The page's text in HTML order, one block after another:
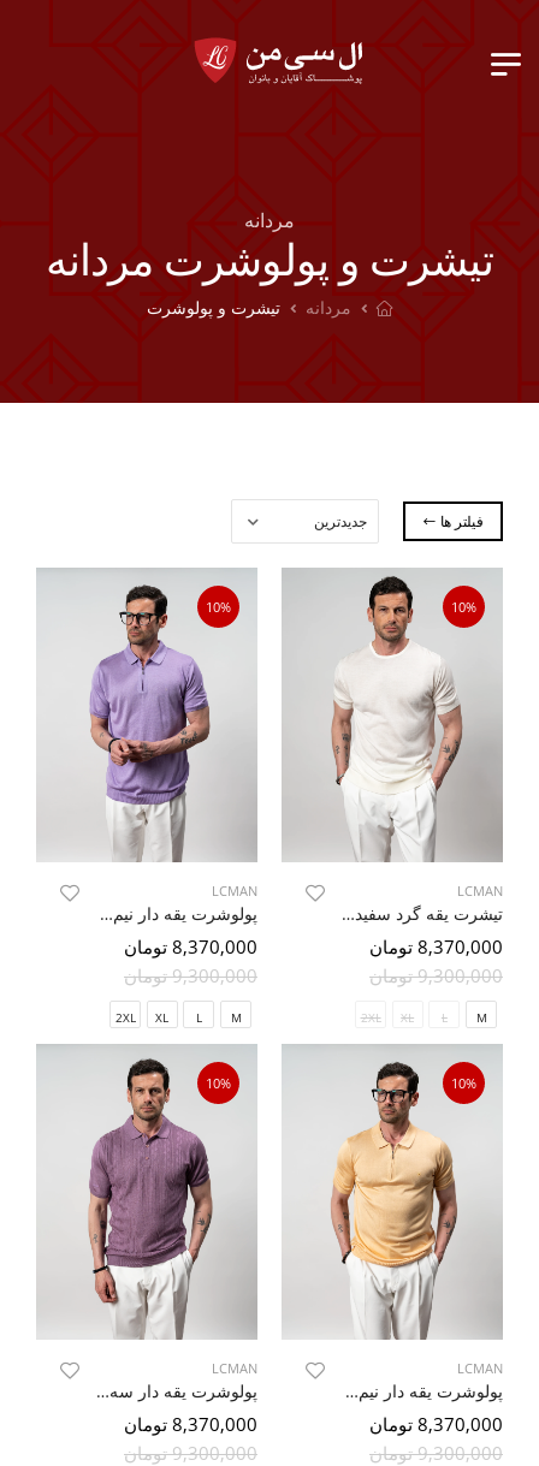
مردانه
تیشرت و پولوشرت مردانه
مردانه تیشرت و پولوشرت
فیلتر ها
10%
LCMAN
تیشرت یقه گرد سفید 99
8,370,000 تومان
9,300,000 تومان
M
L
XL
2XL
10%
LCMAN
پولوشرت یقه دار نیم زیپ یاسی 81
8,370,000 تومان
9,300,000 تومان
M
L
XL
2XL
10%
LCMAN
پولوشرت یقه دار نیم زیپ 97
8,370,000 تومان
9,300,000 تومان
10%
LCMAN
پولوشرت یقه دار سه دکمه طرح دار 10
8,370,000 تومان
9,300,000 تومان